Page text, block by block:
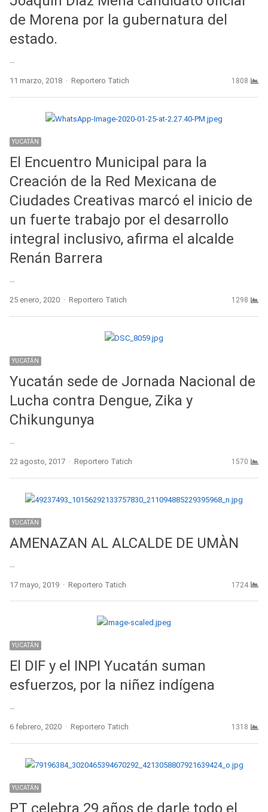
de Morena por la gubernatura del
estado.
…
11 marzo, 2018 Author
Reportero Tatich 1808
YUCATÁN
El Encuentro Municipal para la
Creación de la Red Mexicana de
Ciudades Creativas marcó el inicio de
un fuerte trabajo por el desarrollo
integral inclusivo, afirma el alcalde
Renán Barrera
25 enero, 2020 Author
Reportero Tatich 1298
YUCATÁN
Yucatán sede de Jornada Nacional de
Lucha contra Dengue, Zika y
Chikungunya
22 agosto, 2017 Author
Reportero Tatich 1570
YUCATÁN
AMENAZAN AL ALCALDE DE UMÀN
17 mayo, 2019 Author
Reportero Tatich 1724
YUCATÁN
El DIF y el INPI Yucatán suman
esfuerzos, por la niñez indígena
…
6 febrero, 2020 Author
Reportero Tatich 1318
YUCATÁN
PT celebra 29 años de darle todo el